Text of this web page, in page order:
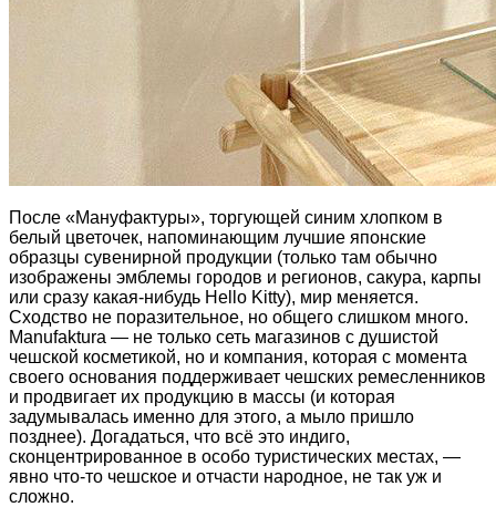
После «Мануфактуры», торгующей синим хлопком в
белый цветочек, напоминающим лучшие японские
образцы сувенирной продукции (только там обычно
изображены эмблемы городов и регионов, сакура, карпы
или сразу какая-нибудь Hello Kitty), мир меняется.
Сходство не поразительное, но общего слишком много.
Manufaktura — не только сеть магазинов с душистой
чешской косметикой, но и компания, которая с момента
своего основания поддерживает чешских ремесленников
и продвигает их продукцию в массы (и которая
задумывалась именно для этого, а мыло пришло
позднее). Догадаться, что всё это индиго,
сконцентрированное в особо туристических местах, —
явно что-то чешское и отчасти народное, не так уж и
сложно.